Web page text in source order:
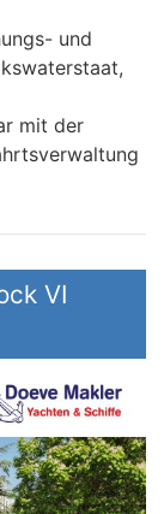
und
mit der
VI